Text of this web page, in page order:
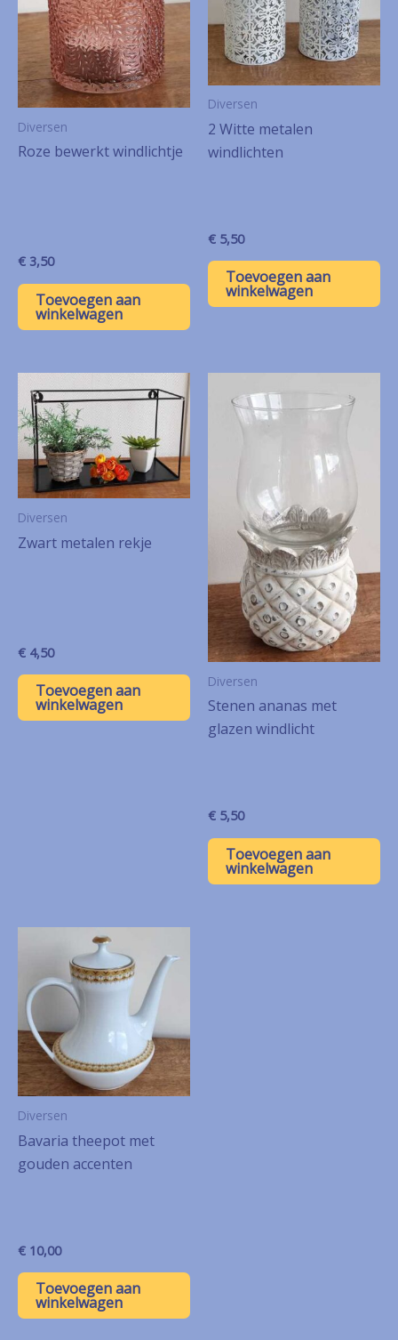
Diversen
Roze bewerkt windlichtje
€ 3,50
Toevoegen aan
winkelwagen
Diversen
2 Witte metalen
windlichten
€ 5,50
Toevoegen aan
winkelwagen
Diversen
Zwart metalen rekje
€ 4,50
Toevoegen aan
winkelwagen
Diversen
Stenen ananas met
glazen windlicht
€ 5,50
Toevoegen aan
winkelwagen
Diversen
Bavaria theepot met
gouden accenten
€ 10,00
Toevoegen aan
winkelwagen